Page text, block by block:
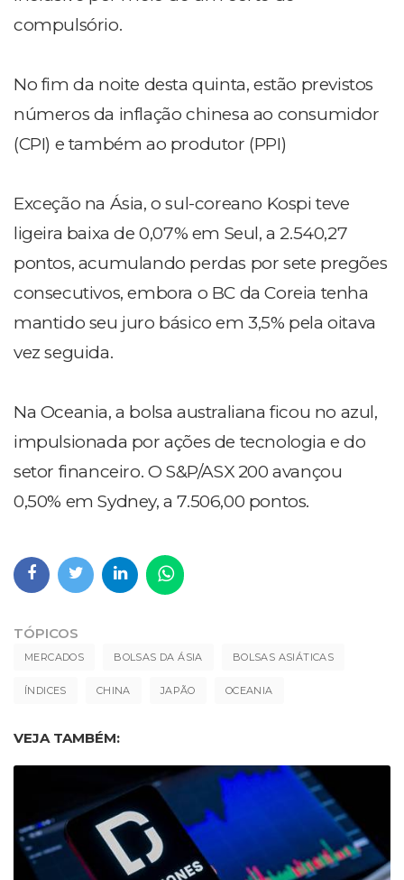
compulsório.
No fim da noite desta quinta, estão previstos
números da inflação chinesa ao consumidor
(CPI) e também ao produtor (PPI)
Exceção na Ásia, o sul-coreano Kospi teve
ligeira baixa de 0,07% em Seul, a 2.540,27
pontos, acumulando perdas por sete pregões
consecutivos, embora o BC da Coreia tenha
mantido seu juro básico em 3,5% pela oitava
vez seguida.
Na Oceania, a bolsa australiana ficou no azul,
impulsionada por ações de tecnologia e do
setor financeiro. O S&P/ASX 200 avançou
0,50% em Sydney, a 7.506,00 pontos.
TÓPICOS
MERCADOS BOLSAS DA ÁSIA BOLSAS ASIÁTICAS
ÍNDICES CHINA JAPÃO OCEANIA
VEJA TAMBÉM: